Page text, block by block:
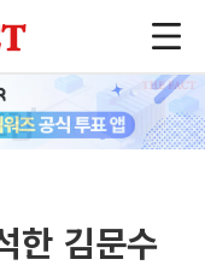
한 김문수